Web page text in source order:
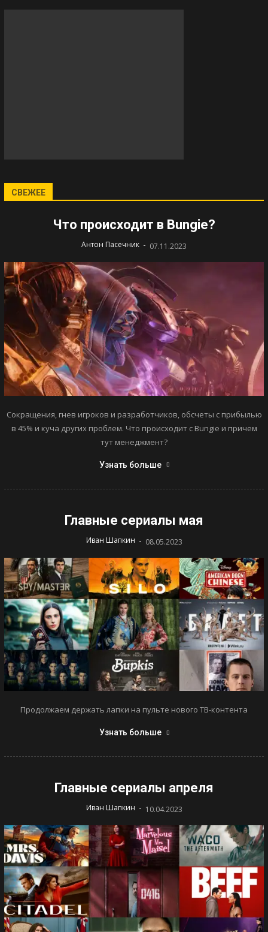
СВЕЖЕЕ
Что происходит в Bungie?
Антон Пасечник - 07.11.2023
Сокращения, гнев игроков и разработчиков, обсчеты с прибылью
в 45% и куча других проблем. Что происходит с Bungie и причем
тут менеджмент?
Узнать больше
Главные сериалы мая
Иван Шапкин - 08.05.2023
Продолжаем держать лапки на пульте нового ТВ-контента
Узнать больше
Главные сериалы апреля
Иван Шапкин - 10.04.2023